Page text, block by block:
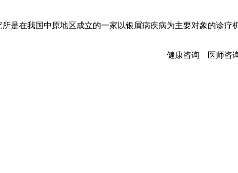
是在我国中原地区成立的一家以银屑病疾病为主要对象的诊
健康咨询 医师咨